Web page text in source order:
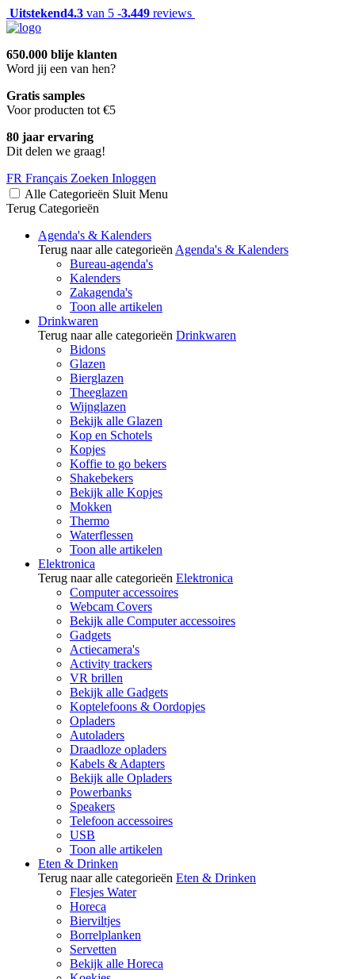
Uitstekend4.3 van 5 -3.449 reviews
650.000 blije klanten
Word jij een van hen?
Gratis samples
Voor producten tot €5
80 jaar ervaring
Dit delen we graag!
FR Français Zoeken Inloggen
Alle Categorieën Sluit Menu
Terug Categorieën
Agenda's & Kalenders
Terug naar alle categorieën Agenda's & Kalenders
Bureau-agenda's
Kalenders
Zakagenda's
Toon alle artikelen
Drinkwaren
Terug naar alle categorieën Drinkwaren
Bidons
Glazen
Bierglazen
Theeglazen
Wijnglazen
Bekijk alle Glazen
Kop en Schotels
Kopjes
Koffie to go bekers
Shakebekers
Bekijk alle Kopjes
Mokken
Thermo
Waterflessen
Toon alle artikelen
Elektronica
Terug naar alle categorieën Elektronica
Computer accessoires
Webcam Covers
Bekijk alle Computer accessoires
Gadgets
Actiecamera's
Activity trackers
VR brillen
Bekijk alle Gadgets
Koptelefoons & Oordopjes
Opladers
Autoladers
Draadloze opladers
Kabels & Adapters
Bekijk alle Opladers
Powerbanks
Speakers
Telefoon accessoires
USB
Toon alle artikelen
Eten & Drinken
Terug naar alle categorieën Eten & Drinken
Flesjes Water
Horeca
Bierviltjes
Borrelplanken
Servetten
Bekijk alle Horeca